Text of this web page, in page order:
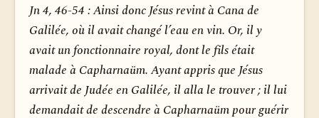
Jn 4, 46-54 :Ainsi donc Jésus revint à Cana de
Galilée, où il avait changé l’eau en vin. Or, il y
avait un fonctionnaire royal, dont le fils était
malade à Capharnaüm. Ayant appris que Jésus
arrivait de Judée en Galilée, il alla le trouver ; il lui
demandait de descendre à Capharnaüm pour guérir